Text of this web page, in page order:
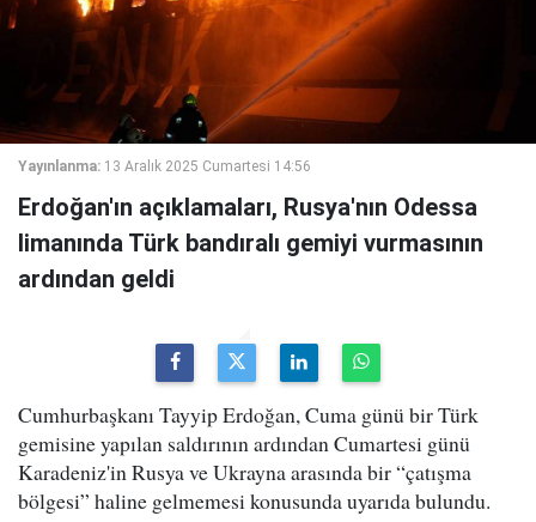
Yayınlanma: 13 Aralık 2025 Cumartesi 14:56
Erdoğan'ın açıklamaları, Rusya'nın Odessa
limanında Türk bandıralı gemiyi vurmasının
ardından geldi
Cumhurbaşkanı Tayyip Erdoğan, Cuma günü bir Türk
gemisine yapılan saldırının ardından Cumartesi günü
Karadeniz'in Rusya ve Ukrayna arasında bir “çatışma
bölgesi” haline gelmemesi konusunda uyarıda bulundu.